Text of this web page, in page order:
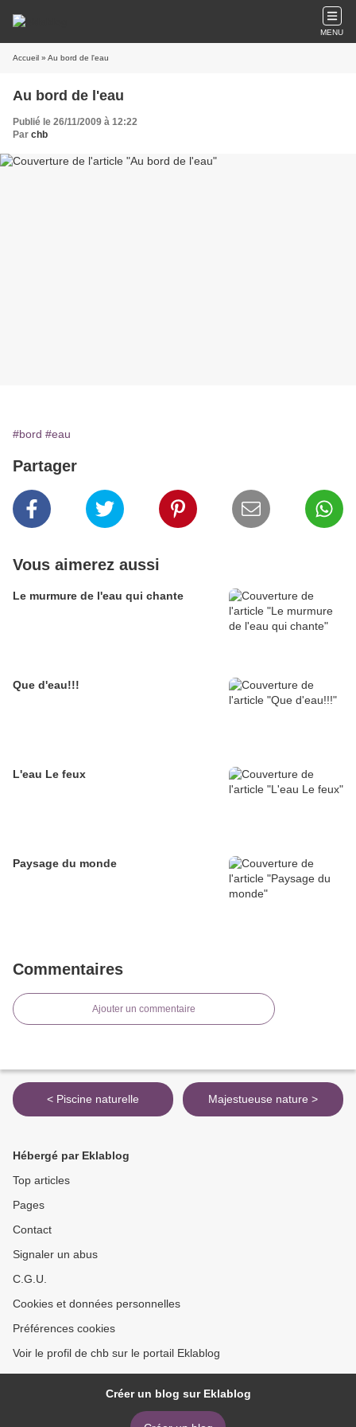
MENU
Accueil » Au bord de l'eau
Au bord de l'eau
Publié le 26/11/2009 à 12:22
Par chb
#bord #eau
Partager
Vous aimerez aussi
Le murmure de l'eau qui chante
Que d'eau!!!
L'eau Le feux
Paysage du monde
Commentaires
Ajouter un commentaire
< Piscine naturelle Majestueuse nature >
Hébergé par Eklablog
Top articles
Pages
Contact
Signaler un abus
C.G.U.
Cookies et données personnelles
Préférences cookies
Voir le profil de chb sur le portail Eklablog
Créer un blog sur Eklablog